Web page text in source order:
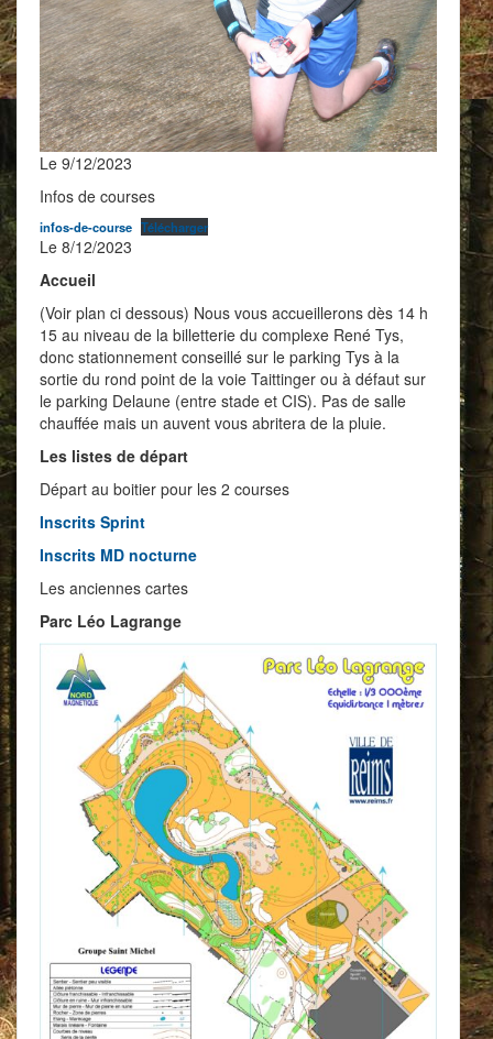
Le 9/12/2023
Infos de courses
infos-de-course Télécharger
Le 8/12/2023
Accueil
(Voir plan ci dessous) Nous vous accueillerons dès 14 h
15 au niveau de la billetterie du complexe René Tys,
donc stationnement conseillé sur le parking Tys à la
sortie du rond point de la voie Taittinger ou à défaut sur
le parking Delaune (entre stade et CIS). Pas de salle
chauffée mais un auvent vous abritera de la pluie.
Les listes de départ
Départ au boitier pour les 2 courses
Inscrits Sprint
Inscrits MD nocturne
Les anciennes cartes
Parc Léo Lagrange